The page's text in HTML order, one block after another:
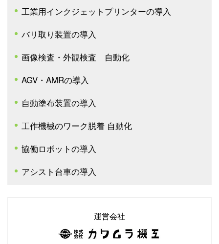
工業用インクジェットプリンターの導入
バリ取り装置の導入
画像検査・外観検査 自動化
AGV・AMRの導入
自動塗布装置の導入
工作機械のワーク脱着 自動化
協働ロボットの導入
アシスト台車の導入
運営会社